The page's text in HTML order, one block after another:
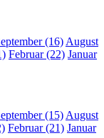
(16) August
Februar (22) Januar
(15) August
Februar (21) Januar